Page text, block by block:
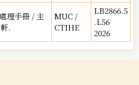
理手冊 / 主
.
MUC /
CTIHE
LB2866.5
.L56
2026